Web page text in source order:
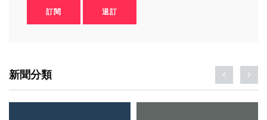
訂閱 退訂
新聞分類